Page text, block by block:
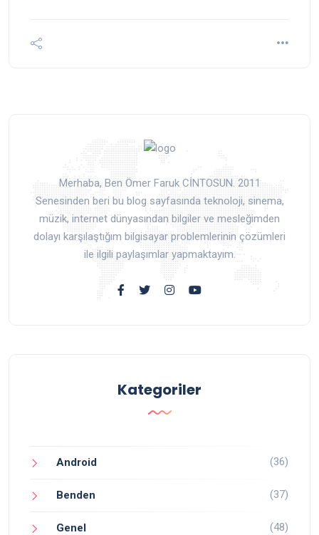
Merhaba, Ben Ömer Faruk CİNTOSUN. 2011
Senesinden beri bu blog sayfasında teknoloji, sinema,
müzik, internet dünyasından bilgiler ve mesleğimden
dolayı karşılaştığım bilgisayar problemlerinin çözümleri
ile ilgili paylaşımlar yapmaktayım.
Kategoriler
Android (36)
Benden (37)
Genel (48)